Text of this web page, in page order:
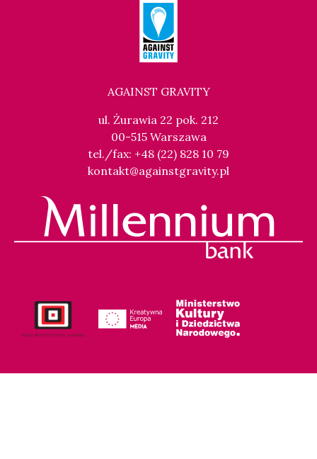
AGAINST GRAVITY
ul. Żurawia 22 pok. 212
00-515 Warszawa
tel./fax: +48 (22) 828 10 79
kontakt@againstgravity.pl